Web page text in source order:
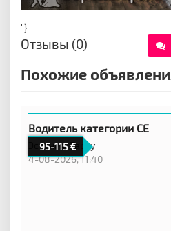
"}
Отзывы (0)
Похожие
95-115
Водитель категории CE
Эстония,Тарту
4-08-2026, 11:40